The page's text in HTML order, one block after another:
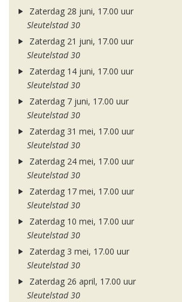
Zaterdag 28 juni, 17.00 uur
Sleutelstad 30
Zaterdag 21 juni, 17.00 uur
Sleutelstad 30
Zaterdag 14 juni, 17.00 uur
Sleutelstad 30
Zaterdag 7 juni, 17.00 uur
Sleutelstad 30
Zaterdag 31 mei, 17.00 uur
Sleutelstad 30
Zaterdag 24 mei, 17.00 uur
Sleutelstad 30
Zaterdag 17 mei, 17.00 uur
Sleutelstad 30
Zaterdag 10 mei, 17.00 uur
Sleutelstad 30
Zaterdag 3 mei, 17.00 uur
Sleutelstad 30
Zaterdag 26 april, 17.00 uur
Sleutelstad 30